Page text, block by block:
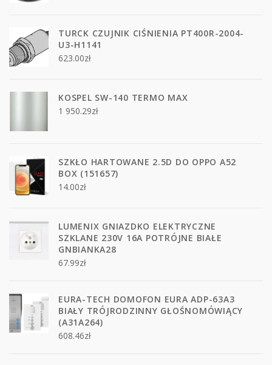
TURCK CZUJNIK CIŚNIENIA PT400R-2004-
U3-H1141
623.00zł
KOSPEL SW-140 TERMO MAX
1 950.29zł
SZKŁO HARTOWANE 2.5D DO OPPO A52
BOX (151657)
14.00zł
LUMENIX GNIAZDKO ELEKTRYCZNE
SZKLANE 230V 16A POTRÓJNE BIAŁE
GNBIANKA28
67.99zł
EURA-TECH DOMOFON EURA ADP-63A3
BIAŁY TRÓJRODZINNY GŁOŚNOMÓWIĄCY
(A31A264)
608.46zł